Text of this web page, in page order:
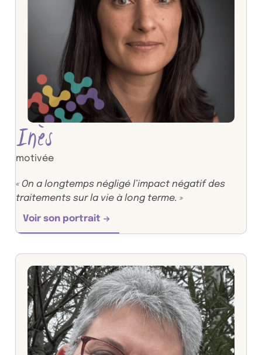
Inès
motivée
« On a longtemps négligé l’impact négatif des
traitements sur la vie à long terme. »
Voir son portrait